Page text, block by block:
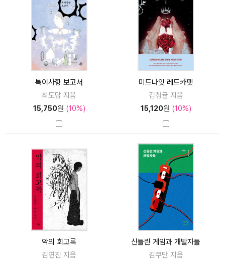
특이사항 보고서
최도담 지음
15,750원 (10%)
미드나잇 레드카펫
김청귤 지음
15,120원 (10%)
악의 회고록
김연진 지음
신들린 게임과 개발자들
김쿠만 지음